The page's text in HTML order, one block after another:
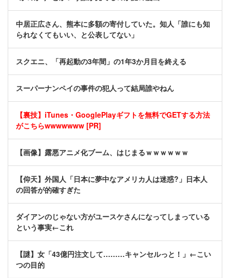
中居正広さん、熊本に多額の寄付していた。知人「誰にも知
られなくてもいい、と公表してない」
スクエニ、「再起動の3年間」の1年3か月目を終える
スーパーナンペイの事件の犯人って結局誰やねん
【裏技】iTunes・GooglePlayギフトを無料でGETする方法
がこちらwwwwwww [PR]
【画像】露悪アニメ化ブーム、はじまるｗｗｗｗｗｗ
【仰天】外国人「日本に夢中なアメリカ人は迷惑?」日本人
の回答が的確すぎた
ダイアンのじゃない方がユースケさんになってしまっている
という事実←これ
【謎】女「43億円注文して………キャンセルっと！」←こい
つの目的